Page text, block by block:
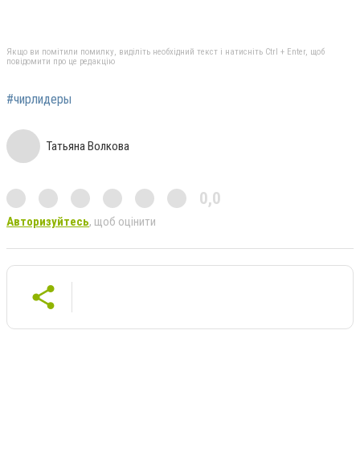
Якщо ви помітили помилку, виділіть необхідний текст і натисніть Ctrl + Enter, щоб
повідомити про це редакцію
#чирлидеры
Татьяна Волкова
0,0
Авторизуйтесь, щоб оцінити